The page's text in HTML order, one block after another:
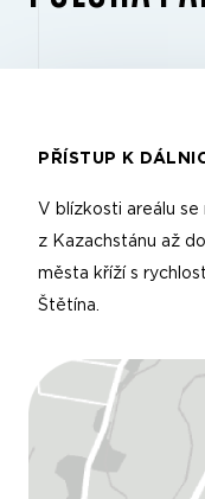
PŘÍSTUP K
V blízkosti areálu se
z Kazachstánu až
města kříží s
Štětína.